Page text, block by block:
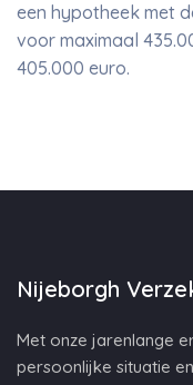
een hypotheek met
voor maximaal
405.000 euro.
Nijeborgh
Met onze jarenlange
persoonlijke situatie